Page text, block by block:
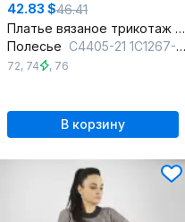
42.83 $46.41
Платье вязаное трикотаж хлопок на каждый день
Полесье С4405-21 1С1267-Д43 170 св.серый_меланж
72, 74 , 76
В корзину